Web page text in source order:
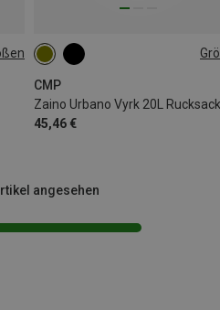
CMP
Zaino Urbano Vyrk 20L Rucksack
45,46 €
20L
angesehen